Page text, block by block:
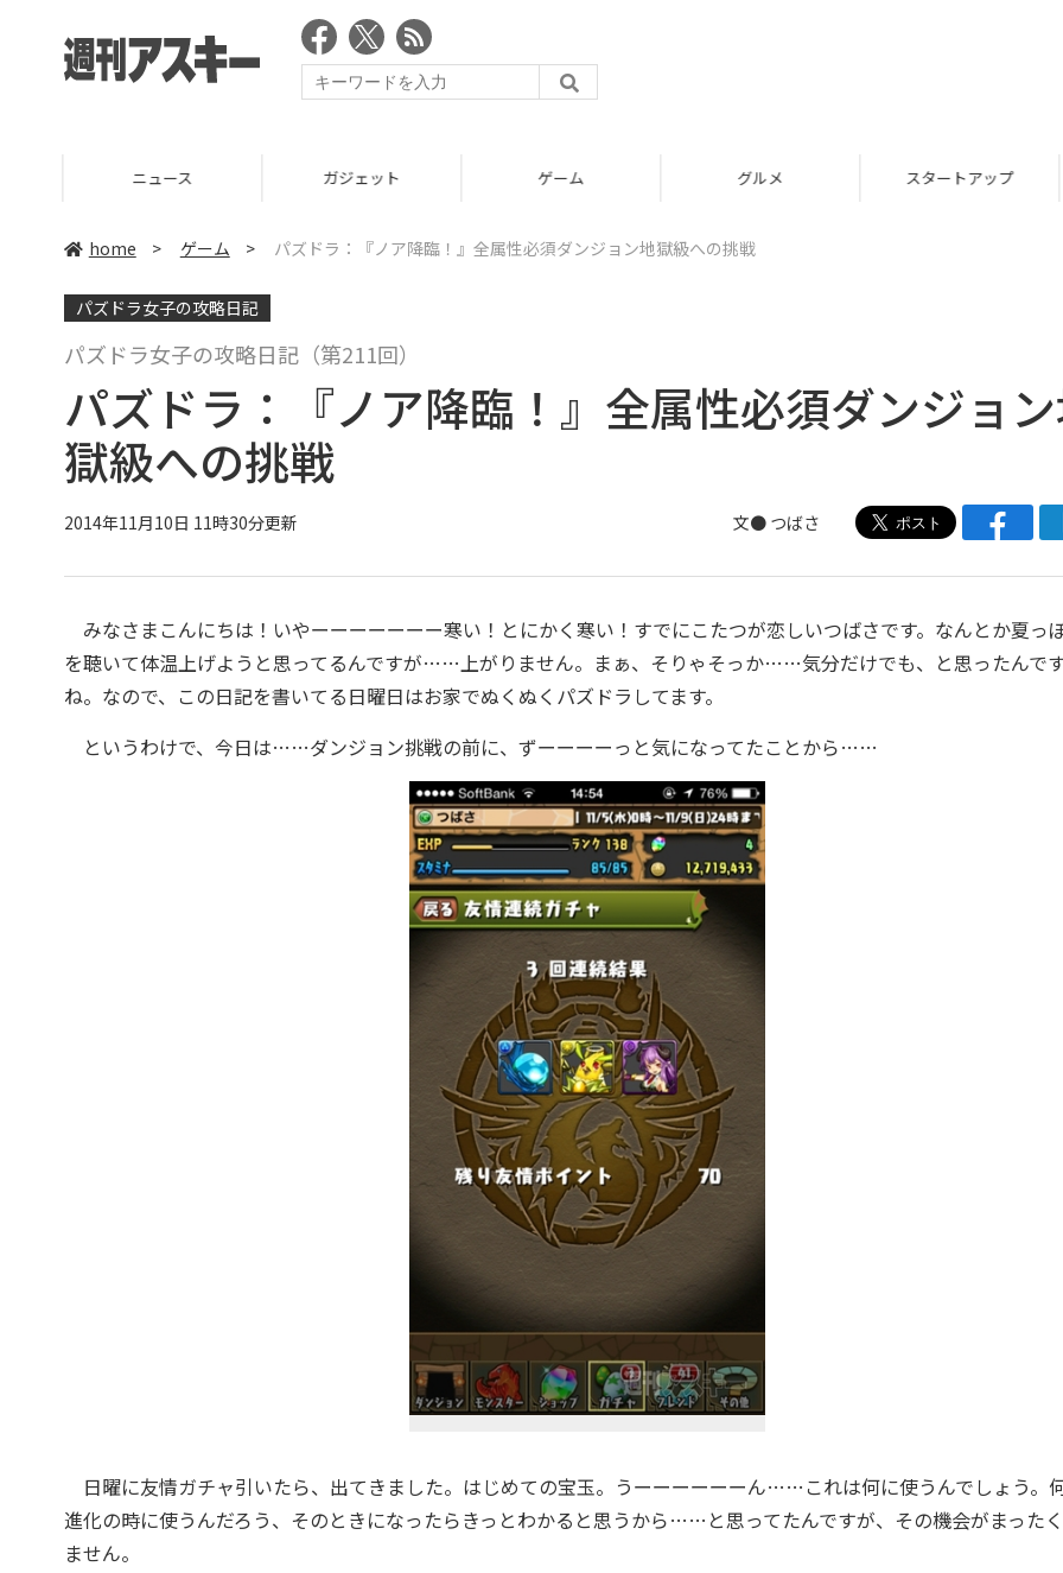
ガジェット スタートアップ
home > ゲーム > パズドラ：『ノア降臨！』全属性必須ダンジョン地獄級への挑戦
パズドラ女子の攻略日記
パズドラ女子の攻略日記（第211回）
パズドラ：『ノア降臨！』全属性必須ダンジョ
獄級への挑戦
2014年11月10日 11時30分更新 文● つばさ
みなさまこんにちは！いやーーーーーーー寒い！とにかく寒い！すでにこたつが恋しいつばさです。なんとか夏っ
を聴いて体温上げようと思ってるんですが……上がりません。まぁ、そりゃそっか……気分だけでも、と思ったんで
ね。なので、この日記を書いてる日曜日はお家でぬくぬくパズドラしてます。
というわけで、今日は……ダンジョン挑戦の前に、ずーーーーっと気になってたことから……
日曜に友情ガチャ引いたら、出てきました。はじめての宝玉。うーーーーーーん……これは何に使うんでしょう。
進化の時に使うんだろう、そのときになったらきっとわかると思うから……と思ってたんですが、その機会がまった
ません。